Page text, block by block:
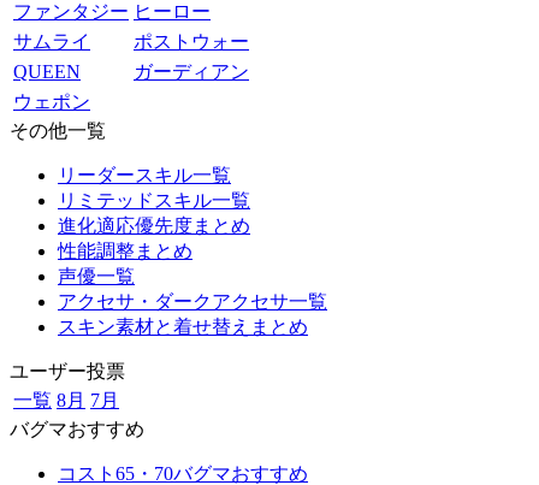
ファンタジー ヒーロー
サムライ
ポストウォー
QUEEN
ガーディアン
ウェポン
その他一覧
リーダースキル一覧
リミテッドスキル一覧
進化適応優先度まとめ
性能調整まとめ
声優一覧
アクセサ・ダークアクセサ一覧
スキン素材と着せ替えまとめ
ユーザー投票
一覧 8月 7月
バグマおすすめ
コスト65・70バグマおすすめ